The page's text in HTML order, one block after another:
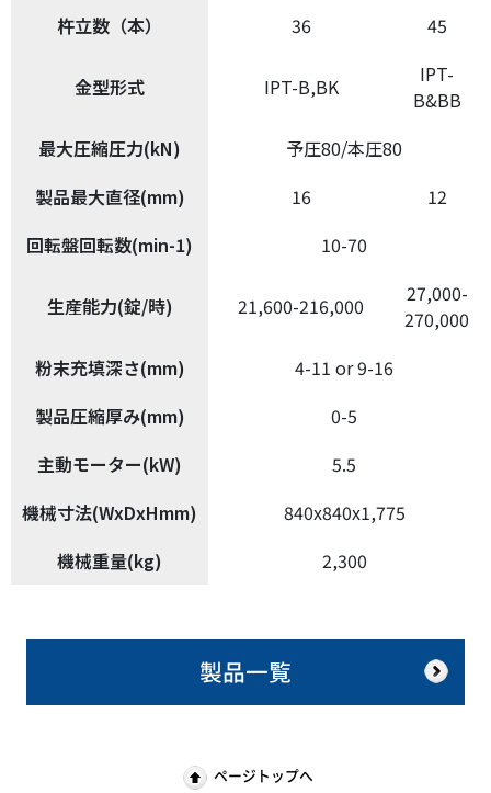
杵立数（本）
36 45
金型形式 IPT-B,BK
IPT-
B&BB
最大圧縮圧力(kN)
予圧80/本圧80
製品最大直径(mm)
16
12
回転盤回転数(min-1)
10-70
生産能力(錠/時) 21,600-216,000
27,000-
270,000
粉末充填深さ(mm)
4-11 or 9-16
製品圧縮厚み(mm)
0-5
主動モーター(kW)
5.5
機械寸法(WxDxHmm)
840x840x1,775
機械重量(kg)
2,300
製品一覧
ページトップへ